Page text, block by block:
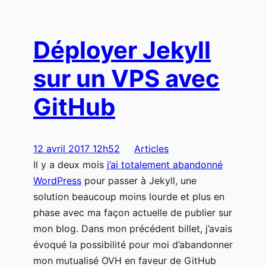
Déployer Jekyll
sur un VPS avec
GitHub
12 avril 2017 12h52
Articles
Il y a deux mois j’ai totalement abandonné
WordPress pour passer à Jekyll, une
solution beaucoup moins lourde et plus en
phase avec ma façon actuelle de publier sur
mon blog. Dans mon précédent billet, j’avais
évoqué la possibilité pour moi d’abandonner
mon mutualisé OVH en faveur de GitHub